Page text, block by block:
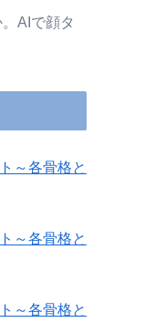
AIで顔タ
～各骨格と
～各骨格と
～各骨格と